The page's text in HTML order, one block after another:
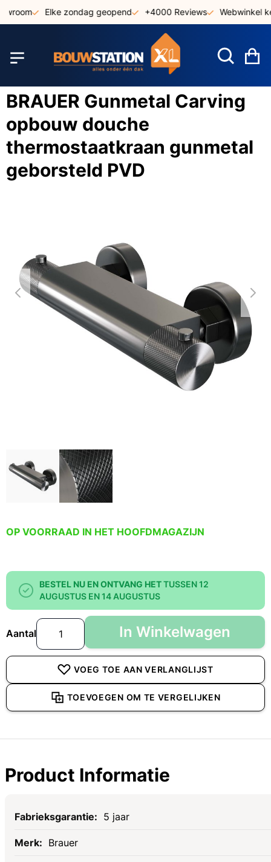
naar
Elke zondag geopend +4000 Reviews Webwinkel
BRAUER Gunmetal Carving
opbouw douche
thermostaatkraan gunmetal
geborsteld PVD
OP VOORRAAD IN HET HOOFDMAGAZIJN
BESTEL NU EN ONTVANG HETTUSSEN 12
AUGUSTUS EN 14 AUGUSTUS
Aantal In Winkelwagen
VOEG TOE AAN VERLANGLIJST
TOEVOEGEN OM TE VERGELIJKEN
Product Informatie
Specificaties
5 jaar
Brauer